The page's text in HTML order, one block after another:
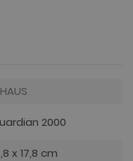
2000
x 17,8 cm